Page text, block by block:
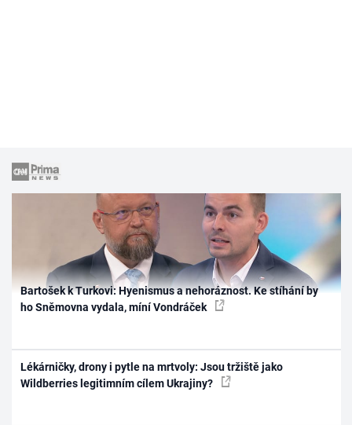
Bartošek k Turkovi: Hyenismus a nehoráznost. Ke stíhání by
ho Sněmovna vydala, míní Vondráček
Lékárničky, drony i pytle na mrtvoly: Jsou tržiště jako
Wildberries legitimním cílem Ukrajiny?